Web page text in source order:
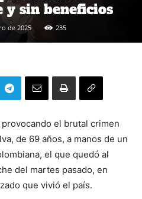
y sin beneficios
de 2025 235
el brutal crimen
de 69 años, a manos de un
el que quedó al
del martes pasado, en
que vivió el país.